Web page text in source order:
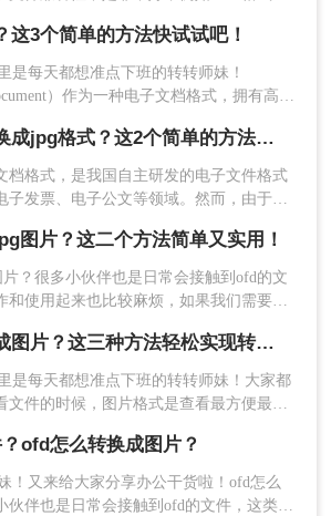
设置，和保存路径，然后点击开始
么简单啦。
家分享OFD怎么转图片的方法
觉得内容对你有所帮助的话，就
！
将OFD转图片之后再进行传输；因为ofd
是个难题！那么OFD怎么转图片呢？那
一些OFD转图片的方法吧！
这3个简单的方法快试试吧！
是每天都想准点下班的转转师妹！
）作为一种电子文档格式，拥有高度
JPEG、PNG等，以便于分享、打印或嵌
如何转图片呢？以下是三种将OFD转换为
ofd文件如何转换成jpg格式？这2个简单的方法快试试吧！
档格式，是我国自主研发的电子文件格式
子发票、电子公文等领域。然而，由于其
成jpg格式成为了一个常见的需求。下面
件转换成JPG格式的方法。
图片？这二个方法简单又实用！
？很多小伙伴也是日常会接触到ofd的文
和使用起来也比较麻烦，如果我们需要上
的小伙伴快一起看看ofd转jpg图片的方法
ofd文件怎么转成图片？这三种方法轻松实现转换！
是每天都想准点下班的转转师妹！大家都
文件的时候，图片格式是查看最方便最编
至可能都不太熟悉；为了传输便捷，小伙
转图片之后再进行传输；因为ofd不仅不好
题！那么ofd文件怎么转成图片呢？那下面
ofd怎么转换成图片？
！又来给大家分享办公干货啦！ofd怎么
伙伴也是日常会接触到ofd的文件，这类的